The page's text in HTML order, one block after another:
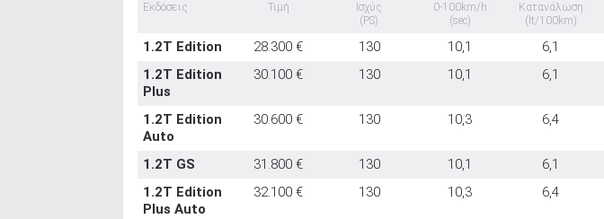
Εκδόσεις Τιμή
Ισχύς
(PS)
0-100km/h
(sec)
Κατανάλωση
(lt/100km)
1.2T Edition 28.300 € 130 10,1 6,1
1.2T Edition
Plus
30.100 € 130 10,1 6,1
1.2T Edition
Auto
30.600 € 130 10,3 6,4
1.2T GS 31.800 € 130 10,1 6,1
1.2T Edition
Plus Auto
32.100 € 130 10,3 6,4